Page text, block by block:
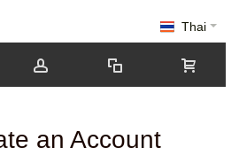
Thai
an Account